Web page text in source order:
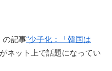
の記事“少子化：「韓国は
ネット上で話題になってい